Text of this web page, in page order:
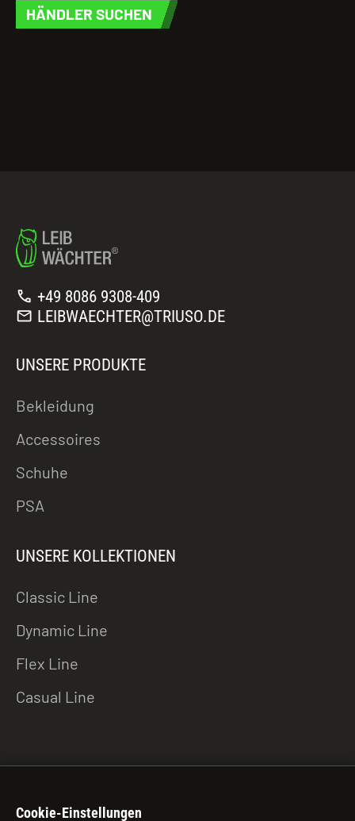
HÄNDLER SUCHEN
call +49 8086 9308-409
mail LEIBWAECHTER@TRIUSO.DE
UNSERE PRODUKTE
Bekleidung
Accessoires
Schuhe
PSA
UNSERE KOLLEKTIONEN
Classic Line
Dynamic Line
Flex Line
Casual Line
Cookie-Einstellungen